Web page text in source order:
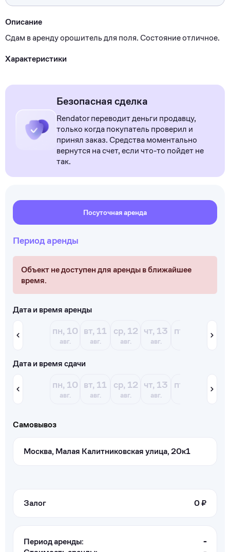
Описание
Сдам в аренду орошитель для поля. Состояние отличное.
Характеристики
Безопасная сделка
Rendator переводит деньги продавцу,
только когда покупатель проверил и
принял заказ. Средства моментально
вернутся на счет, если что-то пойдет не
так.
Посуточная аренда
Период аренды
Объект не доступен для аренды в ближайшее
время.
Дата и время аренды
пн, 10
авг.
вт, 11
авг.
ср, 12
авг.
чт, 13
авг.
пт, 14 сб, 15
Дата и время сдачи
пн, 10
авг.
вт, 11
авг.
ср, 12
авг.
чт, 13
авг.
пт, 14 сб, 15
Самовывоз
Москва, Малая Калитниковская улица, 20к1
Залог 0 ₽
Период аренды:
-